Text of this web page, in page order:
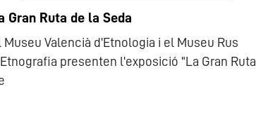
Gran Ruta de la Seda
Museu Valencià d'Etnologia i el Museu Rus
presenten l'exposició "La Gran Ruta